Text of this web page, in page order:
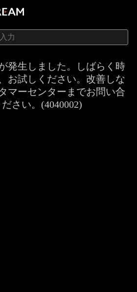
発生しました。しばらく時
お試しください。改善しな
マーセンターまでお問い合
さい。(4040002)